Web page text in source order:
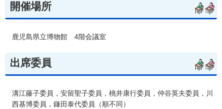
開催場所
鹿児島県立博物館 4階会議室
出席委員
溝江藤子委員，安留聖子委員，桃井康行委員，仲谷英夫委員，川
西基博委員，鎌田泰代委員（順不同）